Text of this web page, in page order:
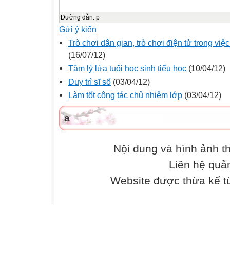
Đường dẫn: p
Gửi ý kiến
Trò chơi dân gian, trò chơi điện tử trong
(16/07/12)
Tâm lý lứa tuổi học sinh tiểu học (10/04/12)
Duy trì sĩ số (03/04/12)
Làm tốt công tác chủ nhiệm lớp (03/04/12)
a
Nội dung và hình ảnh
Liên hệ
Website được thừa kế